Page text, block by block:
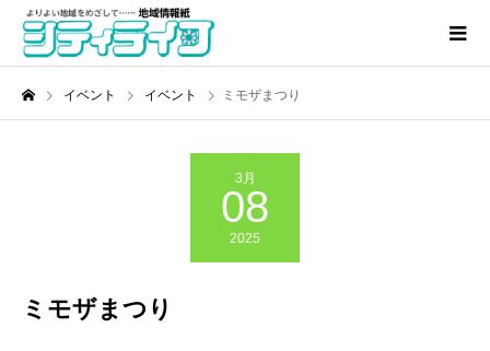
イベント イベント ミモザまつり
3月
08
2025
ミモザまつり